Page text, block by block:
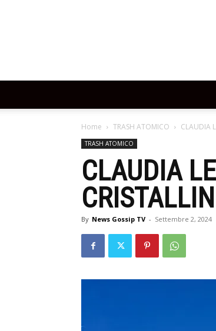
Home TRASH ATOMICO CLAUDIA
TRASH ATOMICO
CLAUDIA
By News Gossip TV - Settembre 2, 2024